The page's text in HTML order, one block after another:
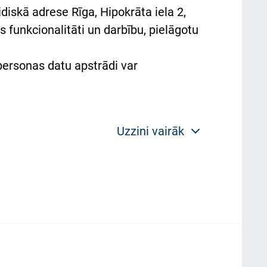
adrese Rīga, Hipokrāta iela 2,
funkcionalitāti un darbību, pielāgotu
datu apstrādi var
Uzzini vairāk